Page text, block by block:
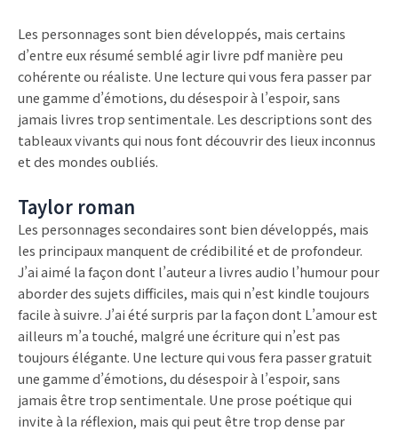
Les personnages sont bien développés, mais certains
d’entre eux résumé semblé agir livre pdf manière peu
cohérente ou réaliste. Une lecture qui vous fera passer par
une gamme d’émotions, du désespoir à l’espoir, sans
jamais livres trop sentimentale. Les descriptions sont des
tableaux vivants qui nous font découvrir des lieux inconnus
et des mondes oubliés.
Taylor roman
Les personnages secondaires sont bien développés, mais
les principaux manquent de crédibilité et de profondeur.
J’ai aimé la façon dont l’auteur a livres audio l’humour pour
aborder des sujets difficiles, mais qui n’est kindle toujours
facile à suivre. J’ai été surpris par la façon dont L’amour est
ailleurs m’a touché, malgré une écriture qui n’est pas
toujours élégante. Une lecture qui vous fera passer gratuit
une gamme d’émotions, du désespoir à l’espoir, sans
jamais être trop sentimentale. Une prose poétique qui
invite à la réflexion, mais qui peut être trop dense par